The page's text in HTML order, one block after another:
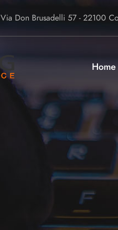
Via Don Brusadelli 57 - 22100
Home